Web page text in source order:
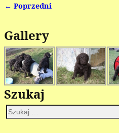
← Poprzedni
Gallery
Szukaj